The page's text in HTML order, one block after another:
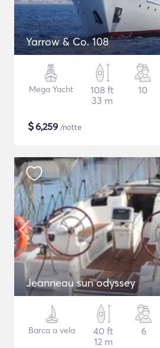
Yarrow & Co. 108
Mega Yacht
108 ft
33 m
10
$6,259 /notte
Jeanneau sun odyssey
Barca a vela
40 ft
12 m
6